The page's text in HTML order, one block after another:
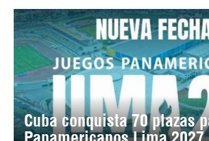
Cuba conquista 70 plazas